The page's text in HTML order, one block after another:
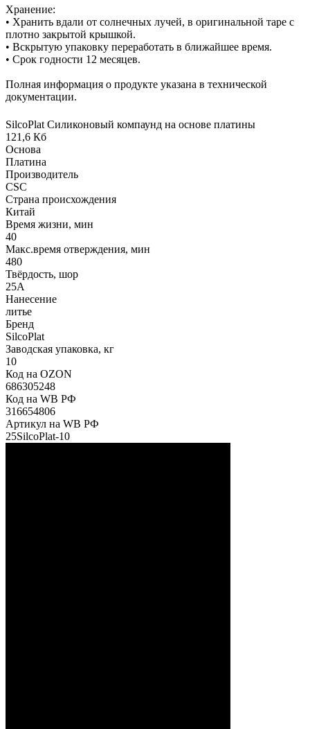
Хранение:
• Хранить вдали от солнечных лучей, в оригинальной таре с
плотно закрытой крышкой.
• Вскрытую упаковку переработать в ближайшее время.
• Срок годности 12 месяцев.
Полная информация о продукте указана в технической
документации.
SilcoPlat Силиконовый компаунд на основе платины
121,6 Кб
Основа
Платина
Производитель
CSC
Страна происхождения
Китай
Время жизни, мин
40
Макс.время отверждения, мин
480
Твёрдость, шор
25А
Нанесение
литье
Бренд
SilcoPlat
Заводская упаковка, кг
10
Код на OZON
686305248
Код на WB РФ
316654806
Артикул на WB РФ
25SilcoPlat-10